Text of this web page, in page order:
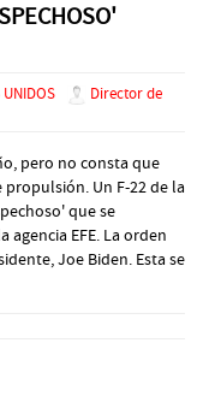
UNIDOS
Director de
pero no consta que
Un F-22 de la
que se
EFE. La orden
Joe Biden. Esta se